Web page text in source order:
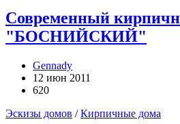
Современный
"БОСНИЙСКИЙ"
Gennady
12 июн 2011
620
Эскизы домов /Кирпичные дома